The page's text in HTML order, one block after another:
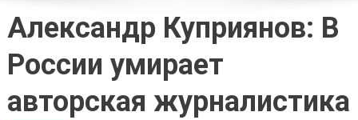
Александр Куприянов: В
России умирает
авторская журналистика